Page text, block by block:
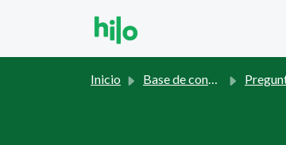
Inicio Base de conocimientos Preguntas